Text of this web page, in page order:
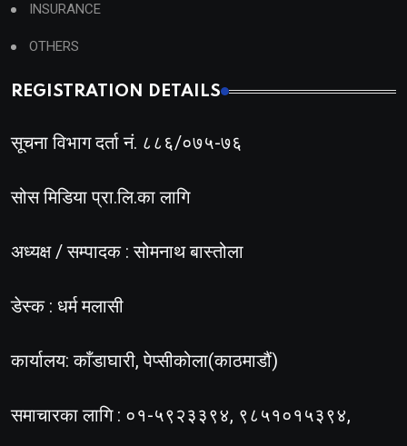
INSURANCE
OTHERS
REGISTRATION DETAILS
सूचना विभाग दर्ता नं. ८८६/०७५-७६
सोस मिडिया प्रा.लि.का लागि
अध्यक्ष / सम्पादक : सोमनाथ बास्तोला
डेस्क : धर्म मलासी
कार्यालय: काँडाघारी, पेप्सीकोला(काठमाडौं)
समाचारका लागि : ०१-५९२३३९४, ९८५१०१५३९४,